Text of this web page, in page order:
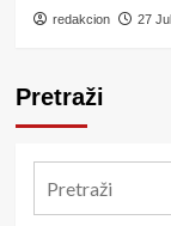
redakcion 27
Pretraži